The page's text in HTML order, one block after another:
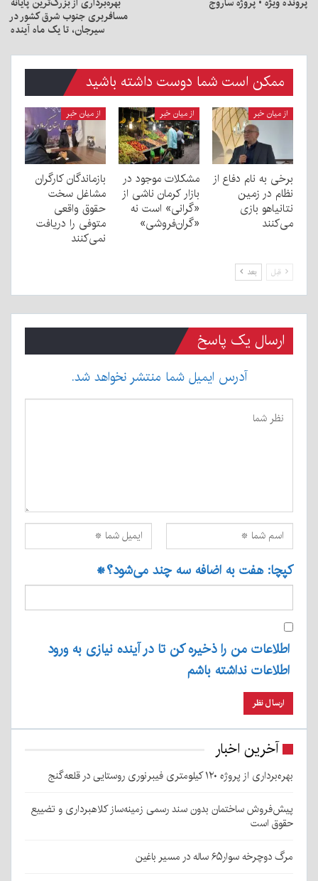
مسافربری جنوب شرق کشور در
سیرجان، تا یک ماه آینده
ممکن است شما دوست داشته باشید
از میان خبر
برخی به نام دفاع از
نظام در زمین
نتانیاهو بازی
می‌کنند
از میان خبر
مشکلات موجود در
بازار کرمان ناشی از
«گرانی» است نه
«گران‌فروشی»
از میان خبر
بازماندگان کارگران
مشاغل سخت
حقوق واقعی
متوفی را دریافت
نمی‌کنند
قبل بعد
ارسال یک پاسخ
آدرس ایمیل شما منتشر نخواهد شد.
کپچا: هفت به اضافه سه چند می‌شود؟*
اطلاعات من را ذخیره کن تا در آینده نیازی به ورود
اطلاعات نداشته باشم
آخرین اخبار
بهره‌برداری از پروژه ۱۲۰ کیلومتری فیبرنوری روستایی در قلعه‌گنج
پیش‌فروش ساختمان بدون سند رسمی زمینه‌ساز کلاهبرداری و تضییع
حقوق است
مرگ دوچرخه سوار۶۵ ساله در مسیر باغین